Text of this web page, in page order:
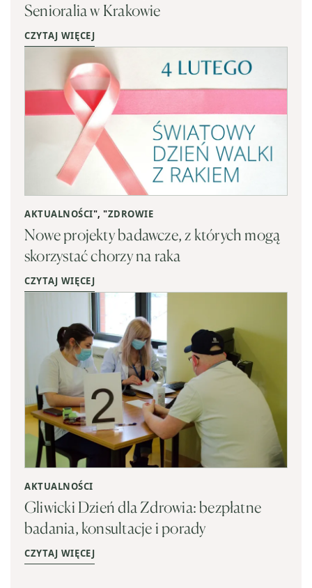
Senioralia w Krakowie
CZYTAJ WIĘCEJ
AKTUALNOŚCI", "ZDROWIE
Nowe projekty badawcze, z których mogą
skorzystać chorzy na raka
CZYTAJ WIĘCEJ
AKTUALNOŚCI
Gliwicki Dzień dla Zdrowia: bezpłatne
badania, konsultacje i porady
CZYTAJ WIĘCEJ